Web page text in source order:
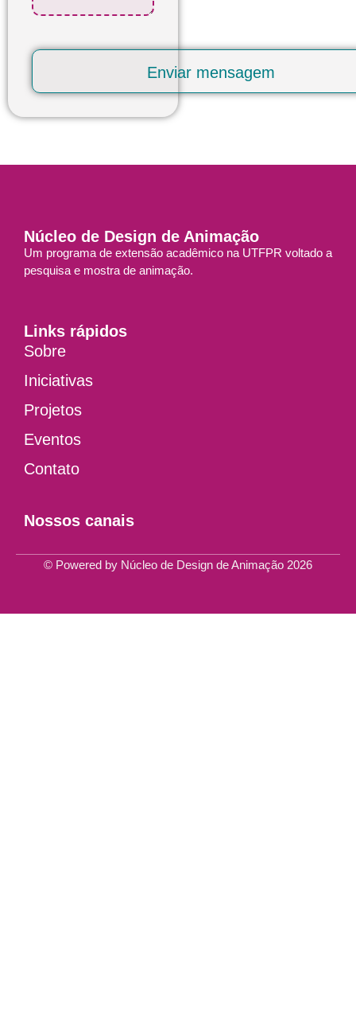
Núcleo de Design de Animação
Um programa de extensão acadêmico na UTFPR voltado a
pesquisa e mostra de animação.
Links rápidos
Sobre
Iniciativas
Projetos
Eventos
Contato
Nossos canais
© Powered by Núcleo de Design de Animação 2026